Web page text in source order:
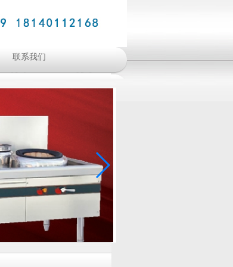
联系我们